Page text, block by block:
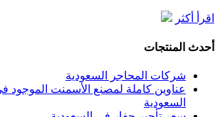
اقرأ أكثر
أحدث المنتجات
شركات المحاجر السعودية
عناوين كاملة لمصنع الأسمنت الموجود
السعودية